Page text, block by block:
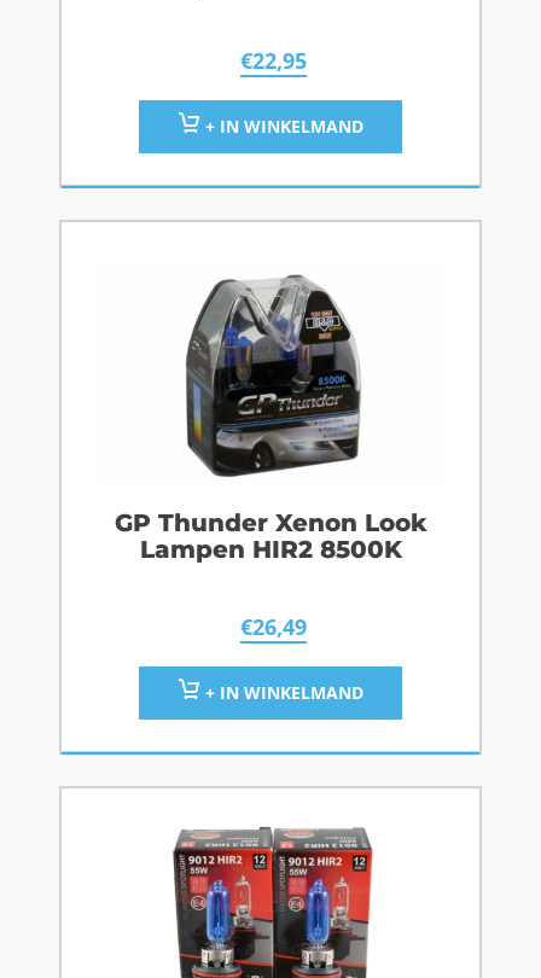
€22,95
+ IN WINKELMAND
GP Thunder Xenon Look
Lampen HIR2 8500K
€26,49
+ IN WINKELMAND